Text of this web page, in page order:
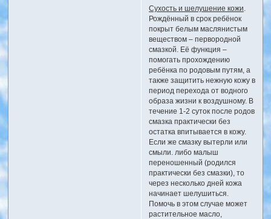
Сухость и шелушение кожи.
Рождённый в срок ребёнок
покрыт белым маслянистым
веществом – первородной
смазкой. Её функция –
помогать прохождению
ребёнка по родовым путям, а
также защитить нежную кожу в
период перехода от водного
образа жизни к воздушному. В
течение 1-2 суток после родов
смазка практически без
остатка впитывается в кожу.
Если же смазку вытерли или
смыли. либо малыш
переношенный (родился
практически без смазки), то
через несколько дней кожа
начинает шелушиться.
Помочь в этом случае может
растительное масло,